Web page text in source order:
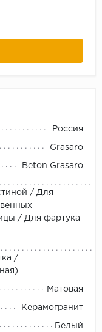
Россия
Grasaro
Beton Grasaro
/ Для
/ Для фартука
/
Матовая
Керамогранит
Белый